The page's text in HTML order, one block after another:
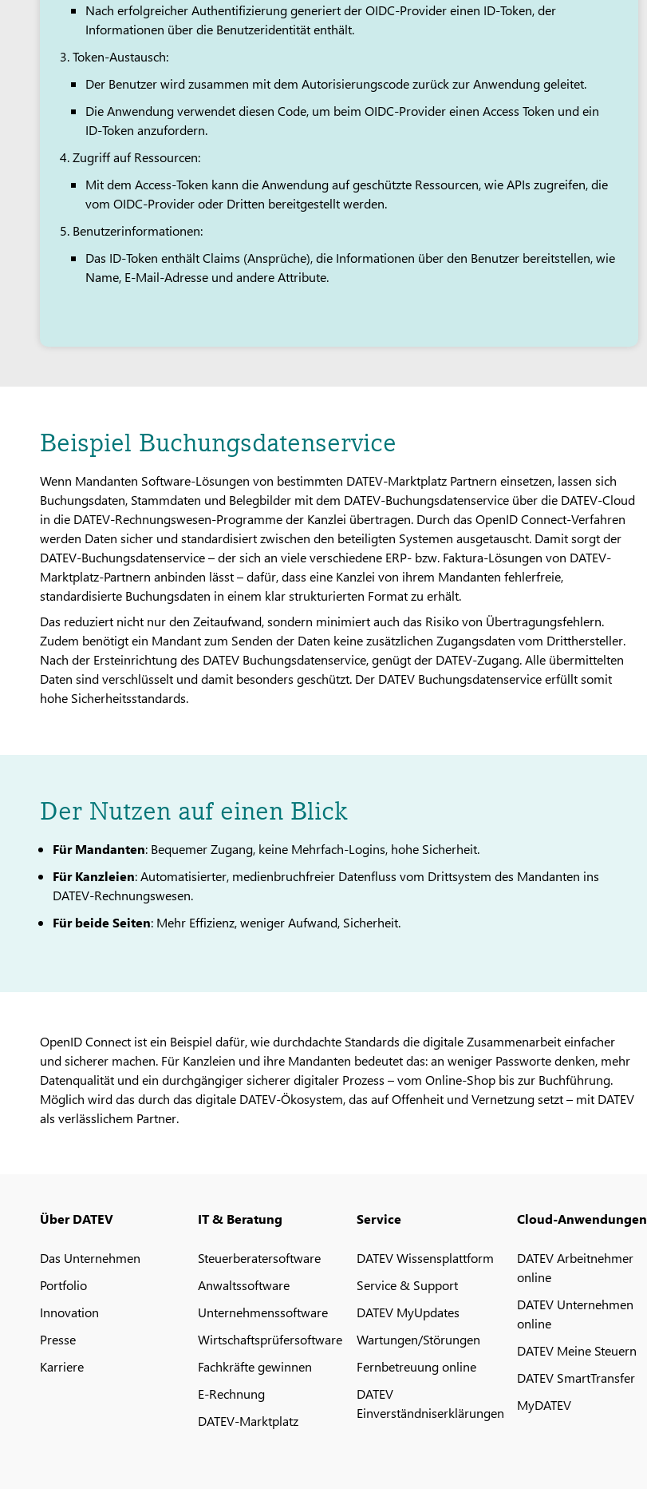
Nach erfolgreicher Authentifizierung generiert der OIDC-Provider einen ID-Token, der
Informationen über die Benutzeridentität enthält.
Token-Austausch:
Der Benutzer wird zusammen mit dem Autorisierungscode zurück zur Anwendung geleitet.
Die Anwendung verwendet diesen Code, um beim OIDC-Provider einen Access Token und ein
ID-Token anzufordern.
Zugriff auf Ressourcen:
Mit dem Access-Token kann die Anwendung auf geschützte Ressourcen, wie APIs zugreifen, die
vom OIDC-Provider oder Dritten bereitgestellt werden.
Benutzerinformationen:
Das ID-Token enthält Claims (Ansprüche), die Informationen über den Benutzer bereitstellen, wie
Name, E-Mail-Adresse und andere Attribute.
Beispiel Buchungsdatenservice
Wenn Mandanten Software-Lösungen von bestimmten DATEV-Marktplatz Partnern einsetzen, lassen sich
Buchungsdaten, Stammdaten und Belegbilder mit dem DATEV-Buchungsdatenservice über die DATEV-Cloud
in die DATEV-Rechnungswesen-Programme der Kanzlei übertragen. Durch das OpenID Connect-Verfahren
werden Daten sicher und standardisiert zwischen den beteiligten Systemen ausgetauscht. Damit sorgt der
DATEV-Buchungsdatenservice – der sich an viele verschiedene ERP- bzw. Faktura-Lösungen von DATEV-
Marktplatz-Partnern anbinden lässt – dafür, dass eine Kanzlei von ihrem Mandanten fehlerfreie,
standardisierte Buchungsdaten in einem klar strukturierten Format zu erhält.
Das reduziert nicht nur den Zeitaufwand, sondern minimiert auch das Risiko von Übertragungsfehlern.
Zudem benötigt ein Mandant zum Senden der Daten keine zusätzlichen Zugangsdaten vom Dritthersteller.
Nach der Ersteinrichtung des DATEV Buchungsdatenservice, genügt der DATEV-Zugang. Alle übermittelten
Daten sind verschlüsselt und damit besonders geschützt. Der DATEV Buchungsdatenservice erfüllt somit
hohe Sicherheitsstandards.
Der Nutzen auf einen Blick
Für Mandanten: Bequemer Zugang, keine Mehrfach-Logins, hohe Sicherheit.
Für Kanzleien: Automatisierter, medienbruchfreier Datenfluss vom Drittsystem des Mandanten ins
DATEV-Rechnungswesen.
Für beide Seiten: Mehr Effizienz, weniger Aufwand, Sicherheit.
OpenID Connect ist ein Beispiel dafür, wie durchdachte Standards die digitale Zusammenarbeit einfacher
und sicherer machen. Für Kanzleien und ihre Mandanten bedeutet das: an weniger Passworte denken, mehr
Datenqualität und ein durchgängiger sicherer digitaler Prozess – vom Online-Shop bis zur Buchführung.
Möglich wird das durch das digitale DATEV-Ökosystem, das auf Offenheit und Vernetzung setzt – mit DATEV
als verlässlichem Partner.
Über DATEV
Das Unternehmen
Portfolio
Innovation
Presse
Karriere
IT & Beratung
Steuerberatersoftware
Anwaltssoftware
Unternehmenssoftware
Wirtschaftsprüfersoftware
Fachkräfte gewinnen
E-Rechnung
DATEV-Marktplatz
Service
DATEV Wissensplattform
Service & Support
DATEV MyUpdates
Wartungen/Störungen
Fernbetreuung online
DATEV
Einverständniserklärungen
Cloud-Anwendungen
DATEV Arbeitnehmer
online
DATEV Unternehmen
online
DATEV Meine Steuern
DATEV SmartTransfer
MyDATEV